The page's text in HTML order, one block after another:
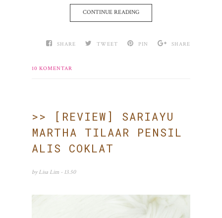
CONTINUE READING
SHARE TWEET PIN SHARE
10 KOMENTAR
>> [REVIEW] SARIAYU
MARTHA TILAAR PENSIL
ALIS COKLAT
by Lisa Lim - 13.50